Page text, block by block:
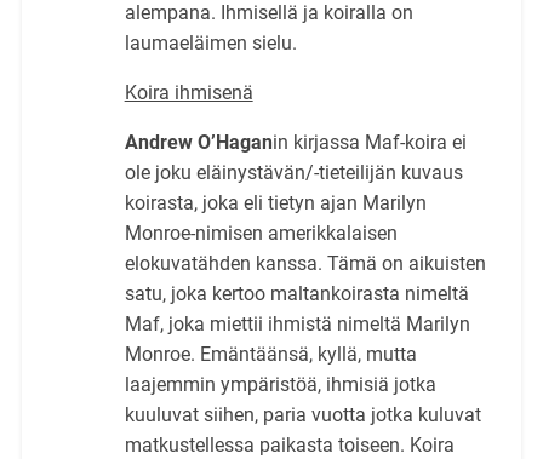
alempana. Ihmisellä ja koiralla on
laumaeläimen sielu.
Koira ihmisenä
Andrew O’Haganin kirjassa Maf-koira ei
ole joku eläinystävän/-tieteilijän kuvaus
koirasta, joka eli tietyn ajan Marilyn
Monroe-nimisen amerikkalaisen
elokuvatähden kanssa. Tämä on aikuisten
satu, joka kertoo maltankoirasta nimeltä
Maf, joka miettii ihmistä nimeltä Marilyn
Monroe. Emäntäänsä, kyllä, mutta
laajemmin ympäristöä, ihmisiä jotka
kuuluvat siihen, paria vuotta jotka kuluvat
matkustellessa paikasta toiseen. Koira